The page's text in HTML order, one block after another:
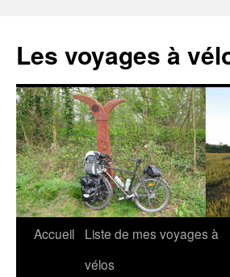
contenu
Les voyages à
Accueil
Liste de mes voyages à
vélos